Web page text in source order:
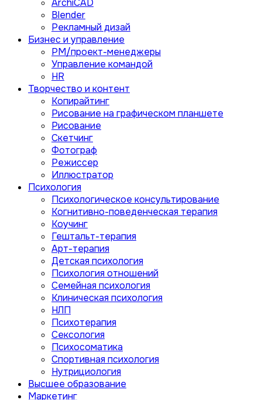
ArchiCAD
Blender
Рекламный дизай
Бизнес и управление
PM/проект-менеджеры
Управление командой
HR
Творчество и контент
Копирайтинг
Рисование на графическом планшете
Рисование
Скетчинг
Фотограф
Режиссер
Иллюстратор
Психология
Психологическое консультирование
Когнитивно-поведенческая терапия
Коучинг
Гештальт-терапия
Арт-терапия
Детская психология
Психология отношений
Семейная психология
Клиническая психология
НЛП
Психотерапия
Сексология
Психосоматика
Спортивная психология
Нутрициология
Высшее образование
Маркетинг